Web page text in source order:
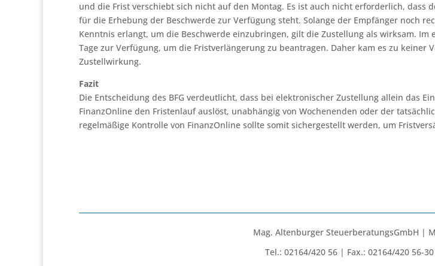
und die Frist verschiebt sich nicht auf den Montag. Es ist auch nicht erforderlich, dass
für die Erhebung der Beschwerde zur Verfügung steht. Solange der Empfänger noch
Kenntnis erlangt, um die Beschwerde einzubringen, gilt die Zustellung als wirksam. Im
Tage zur Verfügung, um die Fristverlängerung zu beantragen. Daher kam es zu keiner
Zustellwirkung.
Fazit
Die Entscheidung des BFG verdeutlicht, dass bei elektronischer Zustellung allein das
FinanzOnline den Fristenlauf auslöst, unabhängig von Wochenenden oder der
regelmäßige Kontrolle von FinanzOnline sollte somit sichergestellt werden, um
Mag. Altenburger SteuerberatungsGmbH |
Tel.: 02164/420 56 | Fax.: 02164/420 56-